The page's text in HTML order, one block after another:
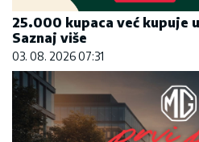
25.000 kupaca već kupuje
Saznaj više
03. 08. 2026 07:31